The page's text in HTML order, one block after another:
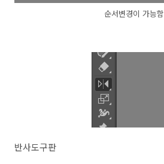
순서변경이 가능함
반사도구판